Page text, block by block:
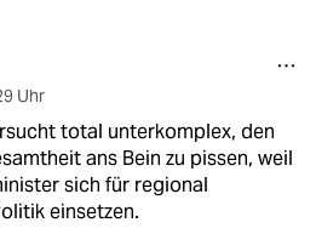
Uhr
total unterkomplex, den
ans Bein zu pissen, weil
sich für regional
einsetzen.